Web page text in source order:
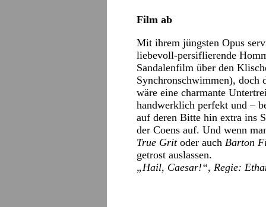
Film ab
Mit ihrem jüngsten Opus
liebevoll-persiflierende
Sandalenfilm über den
Synchronschwimmen),
wäre eine charmante
handwerklich perfekt und –
auf deren Bitte hin extra ins
der Coens auf. Und wenn
True Gritoder auch Barton
getrost auslassen.
„Hail, Caesar!“, Regie: